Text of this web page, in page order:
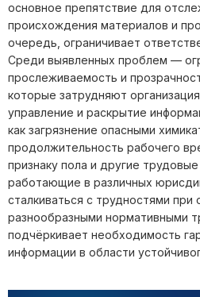
основное препятствие для
происхождения материалов и
очередь, ограничивает
Среди выявленных проблем —
прослеживаемость и
которые затрудняют
управление и раскрытие
как загрязнение опасными
продолжительность рабочего
признаку пола и другие трудовые
работающие в различных
сталкиваться с трудностями при
разнообразными нормативными
подчёркивает необходимость
информации в области